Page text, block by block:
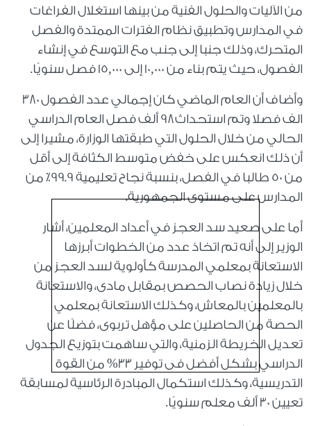
من الآليات والحلول الفنية من بينها استغلال الفراغات
في المدارس وتطبيق نظام الفترات الممتدة والفصل
المتحرك، وذلك جنبا إلى جنب مع التوسع في إنشاء
الفصول، حيث يتم بناء من 10,000 إلى 15,000 فصل سنويًا.
وأضاف أن العام الماضي كان إجمالي عدد الفصول ٣٨٠
الف فصلا وتم استحداث ٩٨ ألف فصل العام الدراسي
الحالي من خلال الحلول التي طبقتها الوزارة، مشيرا إلى
أن ذلك انعكس على خفض متوسط الكثافة إلى أقل
من ٥٠ طالبا في الفصل، بنسبة نجاح تعليمية 99.9٪؜ من
المدارس على مستوى الجمهورية.
أما على صعيد سد العجز في أعداد المعلمين، أشار
الوزير إلى أنه تم اتخاذ عدد من الخطوات أبرزها
الاستعانة بمعلمي المدرسة كأولوية لسد العجز من
خلال زيادة نصاب الحصص بمقابل مادى، والاستعانة
بالمعلمين بالمعاش، وكذلك الاستعانة بمعلمي
الحصة من الحاصلين على مؤهل تربوى، فضلًا عن
تعديل الخريطة الزمنية، والتي ساهمت بتوزيع الجدول
الدراسي بشكل أفضل فى توفير ٣٣% من القوة
التدريسية، وكذلك استكمال المبادرة الرئاسية لمسابقة
تعيين ٣٠ ألف معلم سنويًا.